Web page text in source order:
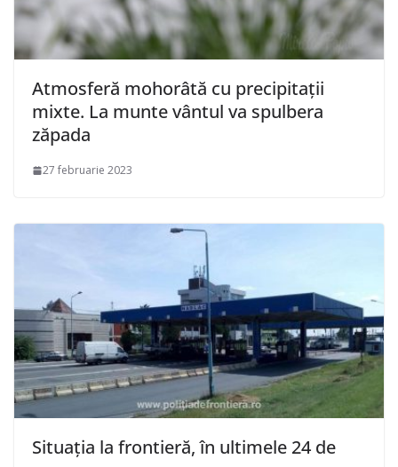
Atmosferă mohorâtă cu precipitații
mixte. La munte vântul va spulbera
zăpada
27 februarie 2023
Situaţia la frontieră, în ultimele 24 de